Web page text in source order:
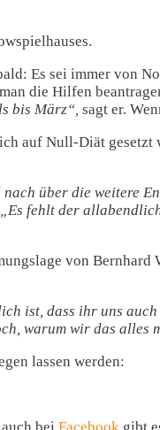
Es sei immer von
die Hilfen
bis März“, sagt er.
auf Null-Diät
über die weitere
„Es fehlt der
von Bernhard
ist, dass ihr uns
warum wir das alles
lassen werden: